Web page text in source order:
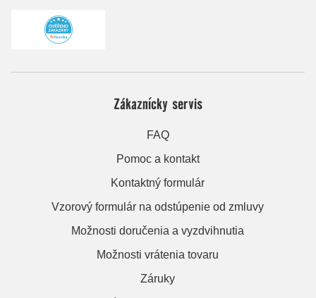
Zákaznícky servis
FAQ
Pomoc a kontakt
Kontaktný formulár
Vzorový formulár na odstúpenie od zmluvy
Možnosti doručenia a vyzdvihnutia
Možnosti vrátenia tovaru
Záruky